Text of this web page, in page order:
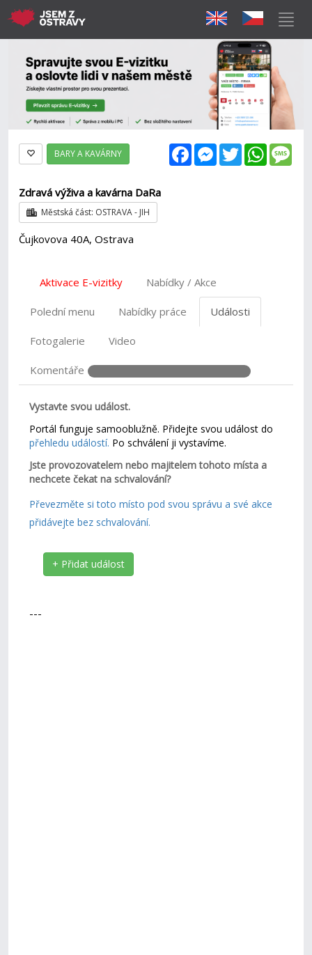
FacebookMessenger
Twitter
BARY A KAVÁRNY
Zdravá výživa a kavárna DaRa
Městská část: OSTRAVA - JIH
Čujkovova 40A, Ostrava
Aktivace E-vizitky Nabídky / Akce
Polední menu Nabídky práce Události
Fotogalerie Video
Komentáře
Vystavte svou událost.
Portál funguje samooblužně. Přidejte svou událost do
přehledu událostí. Po schválení ji vystavíme.
Jste provozovatelem nebo majitelem tohoto místa a
nechcete čekat na schvalování?
Převezměte si toto místo pod svou správu a své akce
přidávejte bez schvalování.
+ Přidat událost
---